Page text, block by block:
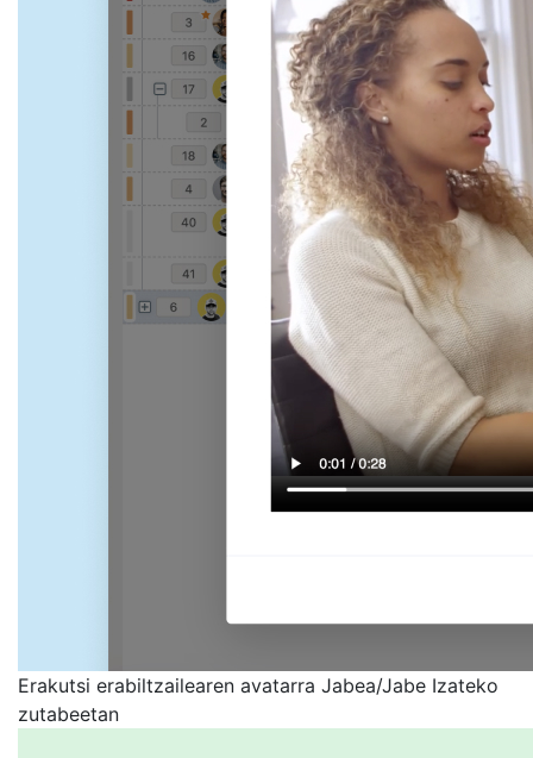
Erakutsi erabiltzailearen avatarra Jabea/Jabe Izateko
zutabeetan